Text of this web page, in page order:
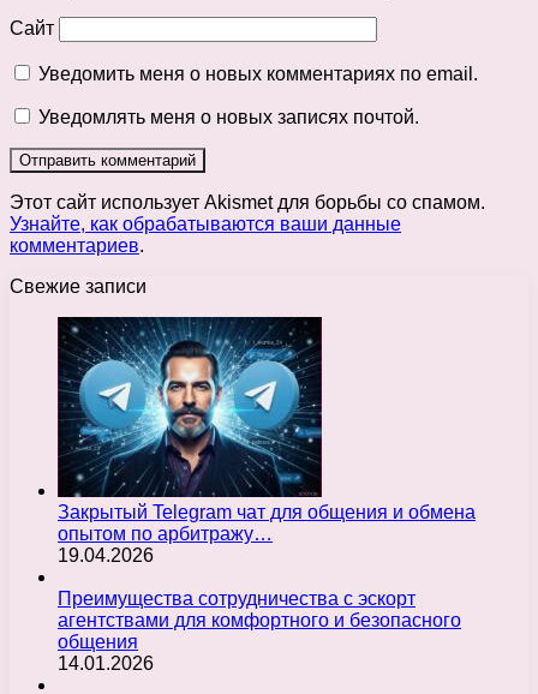
Сайт
Уведомить меня о новых комментариях по email.
Уведомлять меня о новых записях почтой.
Этот сайт использует Akismet для борьбы со спамом.
Узнайте, как обрабатываются ваши данные
комментариев.
Свежие записи
Закрытый Telegram чат для общения и обмена
опытом по арбитражу…
19.04.2026
Преимущества сотрудничества с эскорт
агентствами для комфортного и безопасного
общения
14.01.2026